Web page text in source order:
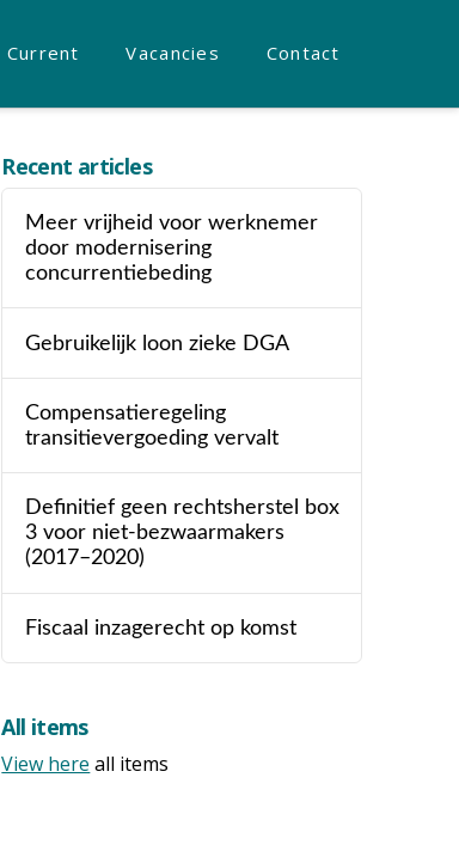
Current Vacancies Contact
Recent articles
Meer vrijheid voor werknemer
door modernisering
concurrentiebeding
Gebruikelijk loon zieke DGA
Compensatieregeling
transitievergoeding vervalt
Definitief geen rechtsherstel box
3 voor niet-bezwaarmakers
(2017–2020)
Fiscaal inzagerecht op komst
All items
View here all items